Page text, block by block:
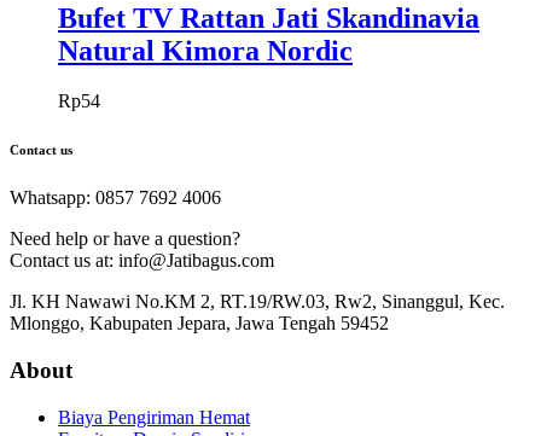
Bufet TV Rattan Jati Skandinavia
Natural Kimora Nordic
Rp54
Contact us
Whatsapp: 0857 7692 4006
Need help or have a question?
Contact us at: info@Jatibagus.com
Jl. KH Nawawi No.KM 2, RT.19/RW.03, Rw2, Sinanggul, Kec.
Mlonggo, Kabupaten Jepara, Jawa Tengah 59452
About
Biaya Pengiriman Hemat